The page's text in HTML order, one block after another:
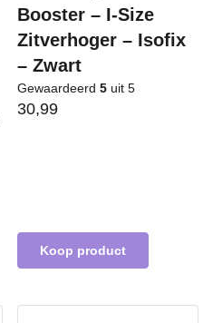
Booster – I-Size
Zitverhoger – Isofix
– Zwart
Gewaardeerd 5 uit 5
30,99
Koop product